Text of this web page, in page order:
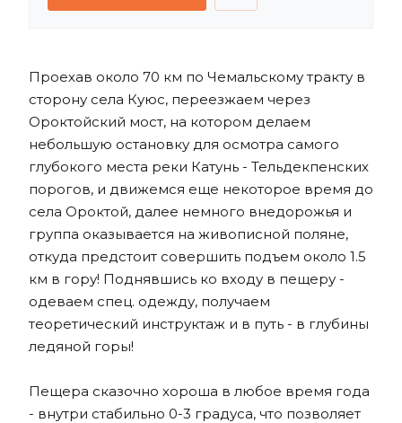
Проехав около 70 км по Чемальскому тракту в
сторону села Куюс, переезжаем через
Ороктойский мост, на котором делаем
небольшую остановку для осмотра самого
глубокого места реки Катунь - Тельдекпенских
порогов, и движемся еще некоторое время до
села Ороктой, далее немного внедорожья и
группа оказывается на живописной поляне,
откуда предстоит совершить подъем около 1.5
км в гору! Поднявшись ко входу в пещеру -
одеваем спец. одежду, получаем
теоретический инструктаж и в путь - в глубины
ледяной горы!
Пещера сказочно хороша в любое время года
- внутри стабильно 0-3 градуса, что позволяет